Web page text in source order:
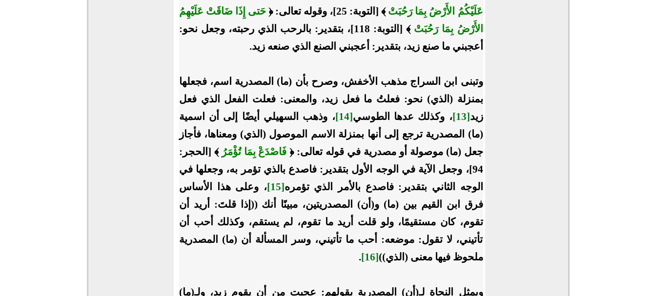
عَلَيْكُمُ الأَرْضُ بِمَا رَحُبَتْ ﴾ [التوبة: 25]، وقوله تعالى: ﴿
حَتى إِذَا ضَاقَتْ عَلَيْهِمُ
الأَرْضُ بِمَا رَحُبَتْ
﴾ [التوبة: 118]، بتقدير: بالرحب الذي رحبته، وجعل نحو:
أعجبني ما صنع زيد، بتقدير: أعجبني الصنع الذي صنعه زيد.
وتبنى ابن السراج مذهب الأخفش، وصرح بأن (ما) المصدرية اسم، فجعلها
بمنزلة (الذي) نحو: فعلتُ ما فعل زيد، والمعنى: فعلت الفعل الذي فعل
زيد[13] ، وكذلك عدها الطوسي[14]
، وذهب السهيلي أيضًا إلى أن اسمية
(ما) المصدرية ترجع إلى أنها بمنزلة الاسم الموصول (الذي) ومعناها، فأجاز
جعل (ما) موصولة أو مصدرية في قوله تعالى: ﴿ فَاصْدَعْ بِمَا تُؤْمَرُ ﴾ [الحجر:
94]، وجعل الآية في الوجه الأول بتقدير: فاصدع بالذي تؤمر به، وجعلها في
الوجه الثاني بتقدير: فاصدع بالأمر الذي تؤمره[15]
، وعلى هذا الأساس
فرق ابن القيم بين (ما) و(أن) المصدريتين، مبينًا أنك ((إذا قلتَ: أريد أن
تقوم، كان مستقيمًا، ولو قلت أريد ما تقوم، لم يستقم، وكذلك أحب أن
تأتيني، لا تقول: موضعه: أحب ما تأتيني، وسر المسألة أن (ما) المصدرية
ملحوظ فيها معنى (الذي))[16]
.
ويمثل النحاة لـ(أن) المصدرية بقولهم: عجبت من أن يقوم زيد، ولـ(ما)